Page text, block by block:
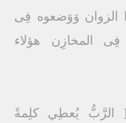
الزوان وَوَضعوه فِى
فِى المخازِن هؤلاء
عشية( مز 68 : 11 ) [ الرَّبُّ يُعطِي كلِمةً